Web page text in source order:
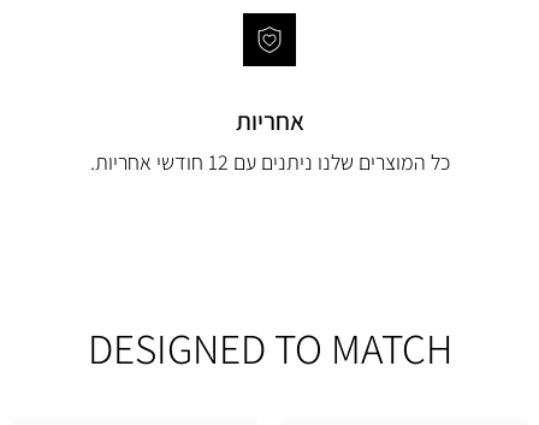
אחריות
כל המוצרים שלנו ניתנים עם 12 חודשי אחריות.
DESIGNED TO MATCH